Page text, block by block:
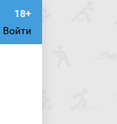
Войти